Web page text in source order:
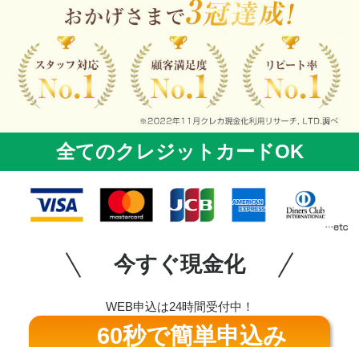
全てのクレジットカードOK
今すぐ現金化
WEB申込は24時間受付中！
60秒で簡単申込み